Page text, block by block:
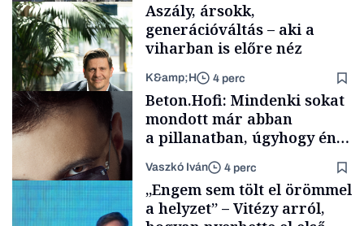
Energia
TÁMOGATÓI
TARTALOM
Aszály, ársokk,
generációváltás – aki a
viharban is előre néz
K&amp;H 4 perc
Beton.Hofi: Mindenki sokat
mondott már abban
a pillanatban, úgyhogy én
a legsarkosabb
gondolataimat akartam
kimondani
Vaszkó Iván 4 perc
„Engem sem tölt el örömmel
a helyzet” – Vitézy arról,